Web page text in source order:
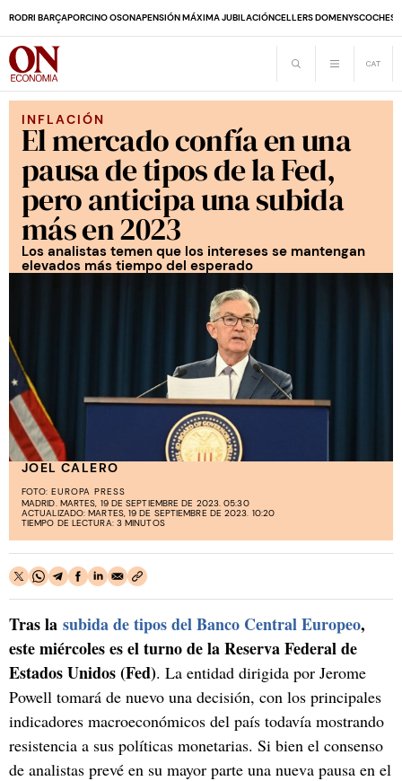
RODRI BARÇAPORCINO OSONAPENSIÓN MÁXIMA JUBILACIÓNCELLERS DOMENYSCOCHES
INFLACIÓN
El mercado confía en una
pausa de tipos de la Fed,
pero anticipa una subida
más en 2023
Los analistas temen que los intereses se mantengan
elevados más tiempo del esperado
JOEL CALERO
FOTO: EUROPA PRESS
MADRID. MARTES, 19 DE SEPTIEMBRE DE 2023. 05:30
ACTUALIZADO: MARTES, 19 DE SEPTIEMBRE DE 2023. 10:20
TIEMPO DE LECTURA: 3 MINUTOS
Tras la subida de tipos del Banco Central Europeo,
este miércoles es el turno de la Reserva Federal de
Estados Unidos (Fed). La entidad dirigida por Jerome
Powell tomará de nuevo una decisión, con los principales
indicadores macroeconómicos del país todavía mostrando
resistencia a sus políticas monetarias. Si bien el consenso
de analistas prevé en su mayor parte una nueva pausa en el